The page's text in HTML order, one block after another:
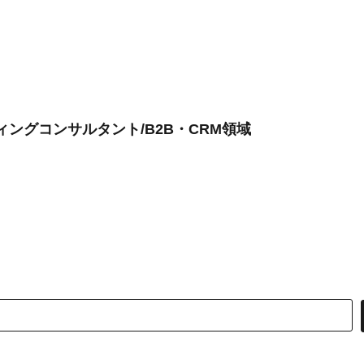
ングコンサルタント/B2B・CRM領域